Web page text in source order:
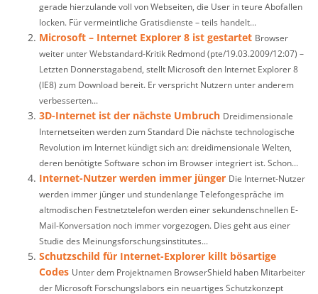
gerade hierzulande voll von Webseiten, die User in teure Abofallen
locken. Für vermeintliche Gratisdienste – teils handelt...
Microsoft – Internet Explorer 8 ist gestartet Browser
weiter unter Webstandard-Kritik Redmond (pte/19.03.2009/12:07) –
Letzten Donnerstagabend, stellt Microsoft den Internet Explorer 8
(IE8) zum Download bereit. Er verspricht Nutzern unter anderem
verbesserten...
3D-Internet ist der nächste Umbruch Dreidimensionale
Internetseiten werden zum Standard Die nächste technologische
Revolution im Internet kündigt sich an: dreidimensionale Welten,
deren benötigte Software schon im Browser integriert ist. Schon...
Internet-Nutzer werden immer jünger Die Internet-Nutzer
werden immer jünger und stundenlange Telefongespräche im
altmodischen Festnetztelefon werden einer sekundenschnellen E-
Mail-Konversation noch immer vorgezogen. Dies geht aus einer
Studie des Meinungsforschungsinstitutes...
Schutzschild für Internet-Explorer killt bösartige
Codes Unter dem Projektnamen BrowserShield haben Mitarbeiter
der Microsoft Forschungslabors ein neuartiges Schutzkonzept